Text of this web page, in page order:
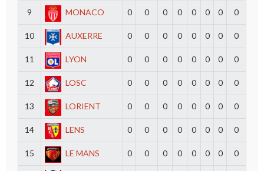
9 MONACO 0 0 0 0 0 0 0 0
10 AUXERRE 0 0 0 0 0 0 0 0
11 LYON 0 0 0 0 0 0 0 0
12 LOSC 0 0 0 0 0 0 0 0
13 LORIENT 0 0 0 0 0 0 0 0
14 LENS 0 0 0 0 0 0 0 0
15 LE MANS 0 0 0 0 0 0 0 0